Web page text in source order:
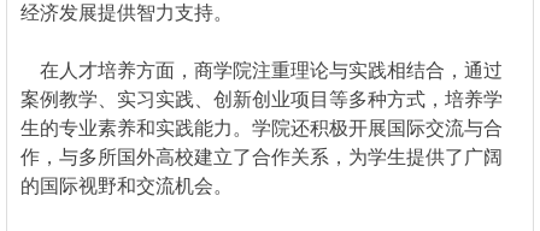
经济发展提供智力支持。
在人才培养方面，商学院注重理论与实践相结合，通过
案例教学、实习实践、创新创业项目等多种方式，培养学
生的专业素养和实践能力。学院还积极开展国际交流与合
作，与多所国外高校建立了合作关系，为学生提供了广阔
的国际视野和交流机会。